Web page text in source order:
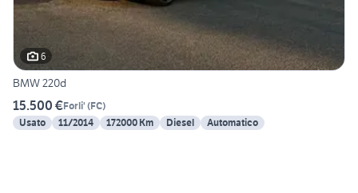
6
BMW 220d
15.500 €Forli' (FC)
Usato
11/2014 172000 Km Diesel Automatico